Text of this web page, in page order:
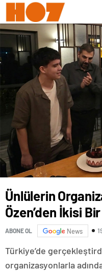
Ünlülerin
Özen’den İkisi
ABONE OL News
Türkiye’de
organizasyonlarla